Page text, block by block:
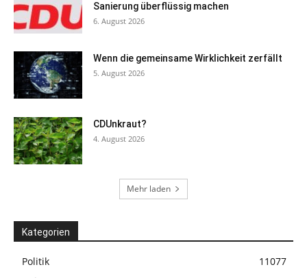
Sanierung überflüssig machen
6. August 2026
Wenn die gemeinsame Wirklichkeit zerfällt
5. August 2026
CDUnkraut?
4. August 2026
Mehr laden
Kategorien
Politik
11077